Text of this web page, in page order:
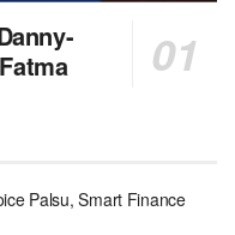
Palsu, Smart Finance